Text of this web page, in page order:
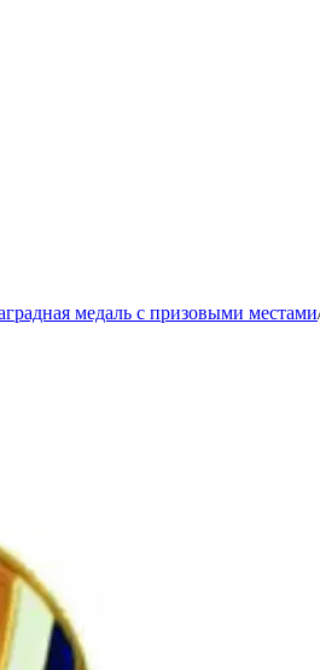
медаль с призовыми местами